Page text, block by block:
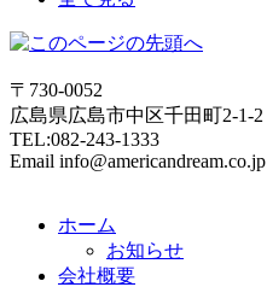
〒730-0052
広島県広島市中区千田町2-1-2
TEL:082-243-1333
Email info@americandream.co.jp
ホーム
お知らせ
会社概要